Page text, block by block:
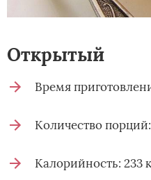
Открытый
Время
Количество
Калорийность: 233